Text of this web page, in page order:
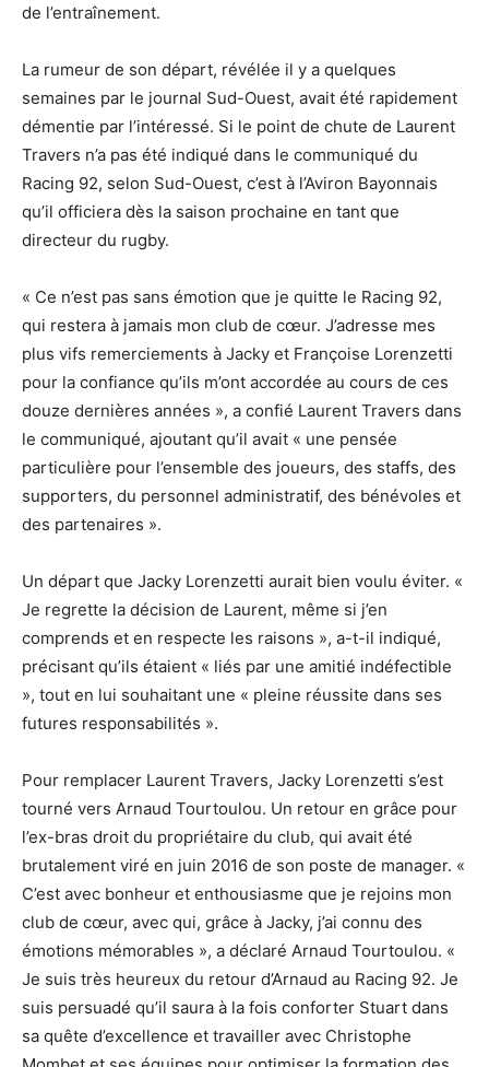
de l’entraînement.
La rumeur de son départ, révélée il y a quelques
semaines par le journal Sud-Ouest, avait été rapidement
démentie par l’intéressé. Si le point de chute de Laurent
Travers n’a pas été indiqué dans le communiqué du
Racing 92, selon Sud-Ouest, c’est à l’Aviron Bayonnais
qu’il officiera dès la saison prochaine en tant que
directeur du rugby.
« Ce n’est pas sans émotion que je quitte le Racing 92,
qui restera à jamais mon club de cœur. J’adresse mes
plus vifs remerciements à Jacky et Françoise Lorenzetti
pour la confiance qu’ils m’ont accordée au cours de ces
douze dernières années », a confié Laurent Travers dans
le communiqué, ajoutant qu’il avait « une pensée
particulière pour l’ensemble des joueurs, des staffs, des
supporters, du personnel administratif, des bénévoles et
des partenaires ».
Un départ que Jacky Lorenzetti aurait bien voulu éviter. «
Je regrette la décision de Laurent, même si j’en
comprends et en respecte les raisons », a-t-il indiqué,
précisant qu’ils étaient « liés par une amitié indéfectible
», tout en lui souhaitant une « pleine réussite dans ses
futures responsabilités ».
Pour remplacer Laurent Travers, Jacky Lorenzetti s’est
tourné vers Arnaud Tourtoulou. Un retour en grâce pour
l’ex-bras droit du propriétaire du club, qui avait été
brutalement viré en juin 2016 de son poste de manager. «
C’est avec bonheur et enthousiasme que je rejoins mon
club de cœur, avec qui, grâce à Jacky, j’ai connu des
émotions mémorables », a déclaré Arnaud Tourtoulou. «
Je suis très heureux du retour d’Arnaud au Racing 92. Je
suis persuadé qu’il saura à la fois conforter Stuart dans
sa quête d’excellence et travailler avec Christophe